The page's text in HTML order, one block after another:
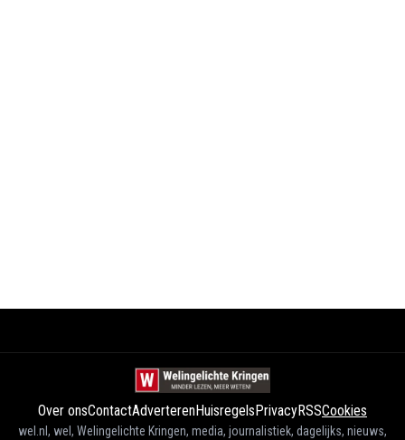
Over onsContactAdverterenHuisregelsPrivacyRSSCookies
wel.nl, wel, Welingelichte Kringen, media, journalistiek, dagelijks, nieuws,